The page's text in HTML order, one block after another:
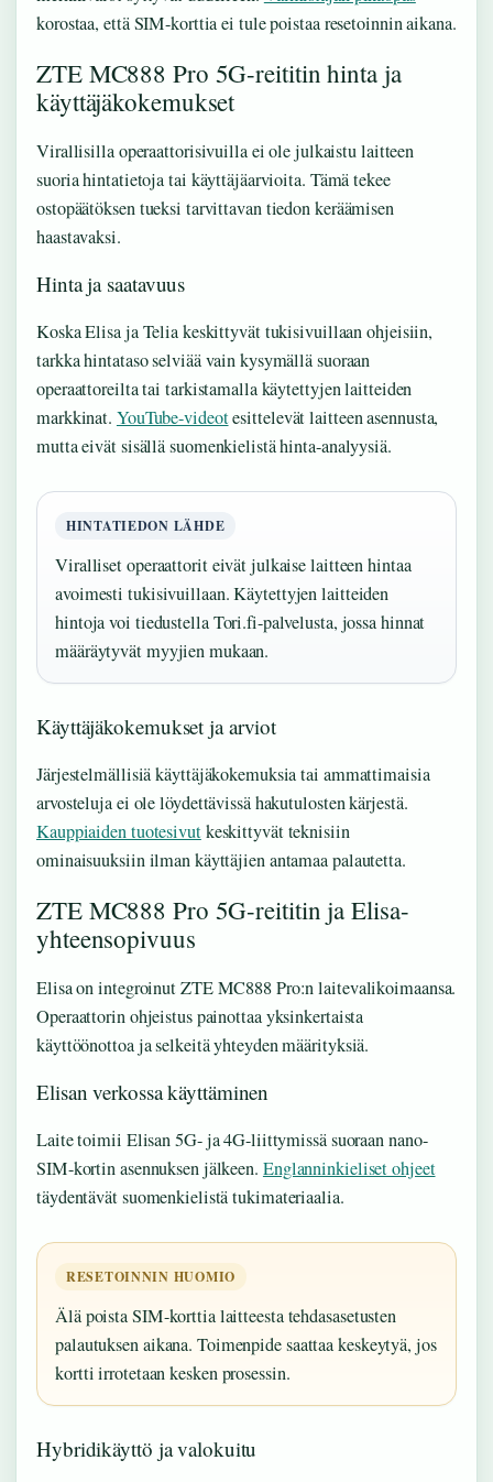
korostaa, että SIM-korttia ei tule poistaa resetoinnin aikana.
ZTE MC888 Pro 5G-reititin hinta ja
käyttäjäkokemukset
Virallisilla operaattorisivuilla ei ole julkaistu laitteen
suoria hintatietoja tai käyttäjäarvioita. Tämä tekee
ostopäätöksen tueksi tarvittavan tiedon keräämisen
haastavaksi.
Hinta ja saatavuus
Koska Elisa ja Telia keskittyvät tukisivuillaan ohjeisiin,
tarkka hintataso selviää vain kysymällä suoraan
operaattoreilta tai tarkistamalla käytettyjen laitteiden
markkinat. YouTube-videotesittelevät laitteen asennusta,
mutta eivät sisällä suomenkielistä hinta-analyysiä.
HINTATIEDON LÄHDE
Viralliset operaattorit eivät julkaise laitteen hintaa
avoimesti tukisivuillaan. Käytettyjen laitteiden
hintoja voi tiedustella Tori.fi-palvelusta, jossa hinnat
määräytyvät myyjien mukaan.
Käyttäjäkokemukset ja arviot
Järjestelmällisiä käyttäjäkokemuksia tai ammattimaisia
arvosteluja ei ole löydettävissä hakutulosten kärjestä.
Kauppiaiden tuotesivutkeskittyvät teknisiin
ominaisuuksiin ilman käyttäjien antamaa palautetta.
ZTE MC888 Pro 5G-reititin ja Elisa-
yhteensopivuus
Elisa on integroinut ZTE MC888 Pro:n laitevalikoimaansa.
Operaattorin ohjeistus painottaa yksinkertaista
käyttöönottoa ja selkeitä yhteyden määrityksiä.
Elisan verkossa käyttäminen
Laite toimii Elisan 5G- ja 4G-liittymissä suoraan nano-
SIM-kortin asennuksen jälkeen. Englanninkieliset ohjeet
täydentävät suomenkielistä tukimateriaalia.
RESETOINNIN HUOMIO
Älä poista SIM-korttia laitteesta tehdasasetusten
palautuksen aikana. Toimenpide saattaa keskeytyä, jos
kortti irrotetaan kesken prosessin.
Hybridikäyttö ja valokuitu